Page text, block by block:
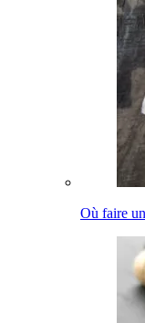
Où faire